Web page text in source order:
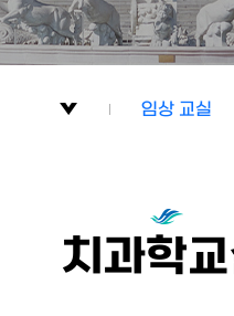
임상 교실
임상 교실
치과학